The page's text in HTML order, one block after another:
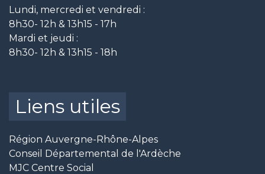
Lundi, mercredi et vendredi :
8h30- 12h & 13h15 - 17h
Mardi et jeudi :
8h30- 12h & 13h15 - 18h
Liens utiles
Région Auvergne-Rhône-Alpes
Conseil Départemental de l'Ardèche
MJC Centre Social